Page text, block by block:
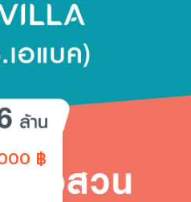
฿